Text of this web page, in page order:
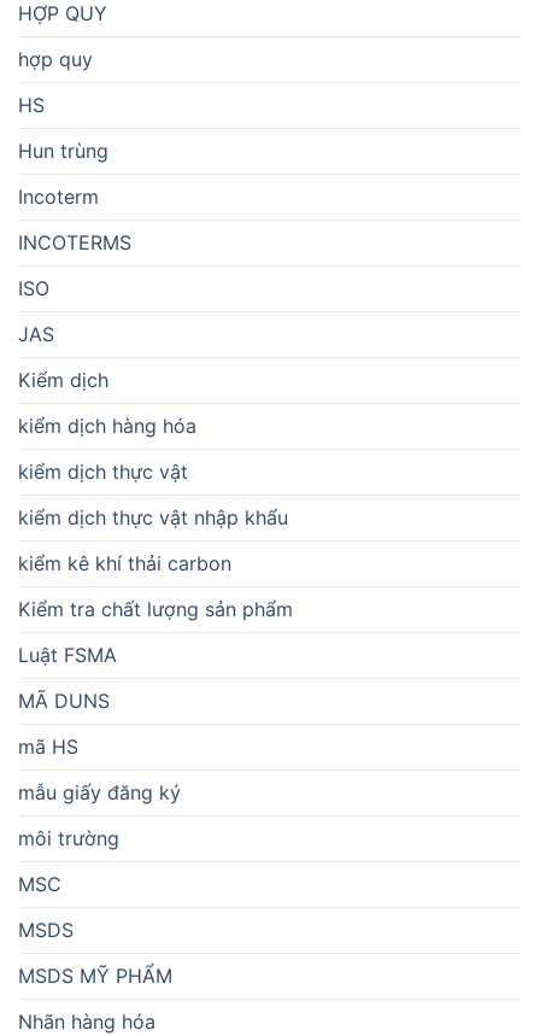
HỢP QUY
hợp quy
HS
Hun trùng
Incoterm
INCOTERMS
ISO
JAS
Kiểm dịch
kiểm dịch hàng hóa
kiểm dịch thực vật
kiểm dịch thực vật nhập khẩu
kiểm kê khí thải carbon
Kiểm tra chất lượng sản phẩm
Luật FSMA
MÃ DUNS
mã HS
mẫu giấy đăng ký
môi trường
MSC
MSDS
MSDS MỸ PHẨM
Nhãn hàng hóa